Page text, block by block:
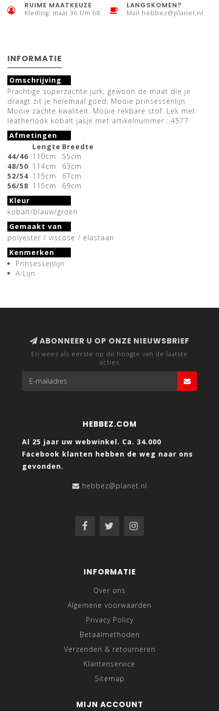
RUIME MAATKEUZE
Kleding: maat 36 t/m 68
LANGSKOMEN?
Mail hebbez@planet.nl
INFORMATIE
Omschrijving
Prachtige superzachte jurk, gewoon de maat die je
draagt zit je helemaal goed. Mooie prinsessenlijn.
Mooie zachte kwaliteit. Mooie rekbare stof. Lek met
leatherlook kobalt jasje met artikelnummer : 4577
Afmetingen
Lengte Breedte
44/46 110cm
55cm
48/50 114cm
63cm
52/54 115cm
67cm
56/58 115cm
69cm
Kleur
kobalt/blauw/groen
Gemaakt van
polyester / viscose / elastaan
Kenmerken
Prinsessenlijn
A-Lijn
ABONNEER U OP ONZE NIEUWSBRIEF
En wees als eerste op de hoogte van de laatste
acties
HEBBEZ.COM
Al 25 jaar uw webwinkel. Ca. 34.000
Facebook klanten hebben de weg naar ons
gevonden.
hebbez@planet.nl
INFORMATIE
Over ons
Algemene voorwaarden
Privacy Policy
Betaalmethoden
Verzenden & retourneren
Klantenservice
Sitemap
MIJN ACCOUNT